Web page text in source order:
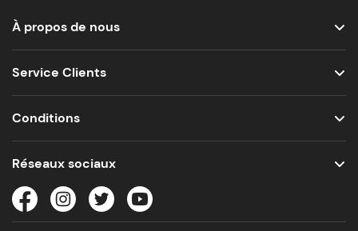
À propos de nous
Service Clients
Conditions
Réseaux sociaux